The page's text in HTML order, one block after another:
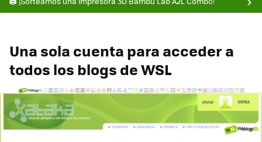
Una sola cuenta para acceder a
todos los blogs de WSL